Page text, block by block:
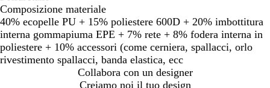
Composizione materiale
40% ecopelle PU + 15% poliestere 600D + 20% imbottitura
interna gommapiuma EPE + 7% rete + 8% fodera interna in
poliestere + 10% accessori (come cerniera, spallacci, orlo
rivestimento spallacci, banda elastica, ecc
Collabora con un designer
Creiamo noi il tuo design